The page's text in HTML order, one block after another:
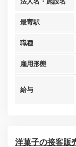
最寄駅
職種
雇用形態
給与
洋菓子の接客販